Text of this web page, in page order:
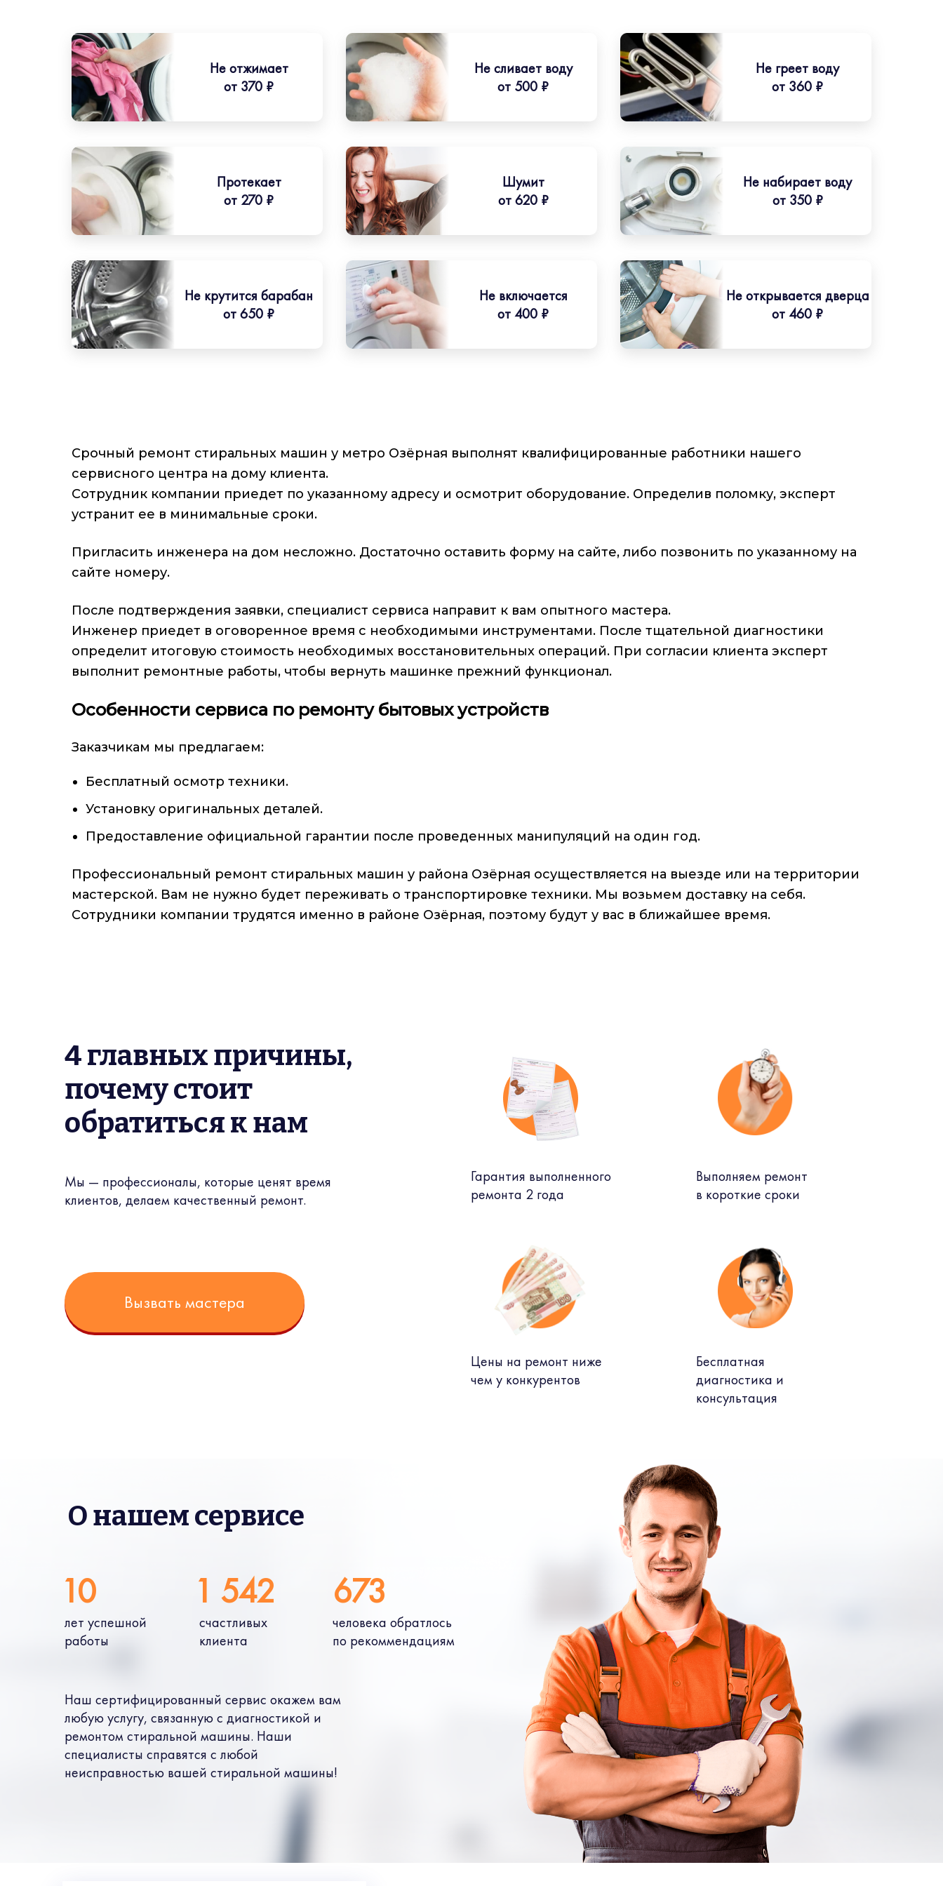
Не отжимает
от 370 ₽
Не сливает воду
от 500 ₽
Не греет воду
от 360 ₽
Протекает
от 270 ₽
Шумит
от 620 ₽
Не набирает воду
от 350 ₽
Не крутится барабан
от 650 ₽
Не включается
от 400 ₽
Не открывается дверца
от 460 ₽
Срочный ремонт стиральных машин у метро Озёрная выполнят квалифицированные работники нашего
сервисного центра на дому клиента.
Сотрудник компании приедет по указанному адресу и осмотрит оборудование. Определив поломку, эксперт
устранит ее в минимальные сроки.
Пригласить инженера на дом несложно. Достаточно оставить форму на сайте, либо позвонить по указанному на
сайте номеру.
После подтверждения заявки, специалист сервиса направит к вам опытного мастера.
Инженер приедет в оговоренное время с необходимыми инструментами. После тщательной диагностики
определит итоговую стоимость необходимых восстановительных операций. При согласии клиента эксперт
выполнит ремонтные работы, чтобы вернуть машинке прежний функционал.
Особенности сервиса по ремонту бытовых устройств
Заказчикам мы предлагаем:
Бесплатный осмотр техники.
Установку оригинальных деталей.
Предоставление официальной гарантии после проведенных манипуляций на один год.
Профессиональный ремонт стиральных машин у района Озёрная осуществляется на выезде или на территории
мастерской. Вам не нужно будет переживать о транспортировке техники. Мы возьмем доставку на себя.
Сотрудники компании трудятся именно в районе Озёрная, поэтому будут у вас в ближайшее время.
4 главных причины,
почему стоит
обратиться к нам
Мы — профессионалы, которые ценят время
клиентов, делаем качественный ремонт.
Гарантия выполненного
ремонта 2 года
Выполняем ремонт
в короткие сроки
Цены на ремонт ниже
чем у конкурентов
Бесплатная
диагностика и
консультация
Вызвать мастера
О нашем сервисе
Наш сертифицированный сервис окажем вам
любую услугу, связанную с диагностикой и
ремонтом стиральной машины. Наши
специалисты справятся с любой
неисправностью вашей стиральной машины!
лет успешной
работы
10
счастливых
клиента
1 542
человека обратлось
по рекоммендациям
673